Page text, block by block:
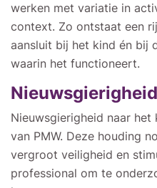
werken met variatie in
context. Zo ontstaat een
aansluit bij het kind én bij
waarin het functioneert.
Nieuwsgierigheid naar
van PMW. Deze houding
vergroot veiligheid en
professional om te